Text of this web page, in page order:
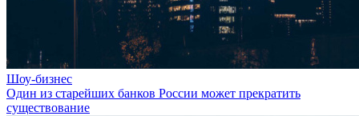
Шоу-бизнес
Один из старейших банков России может прекратить
существование